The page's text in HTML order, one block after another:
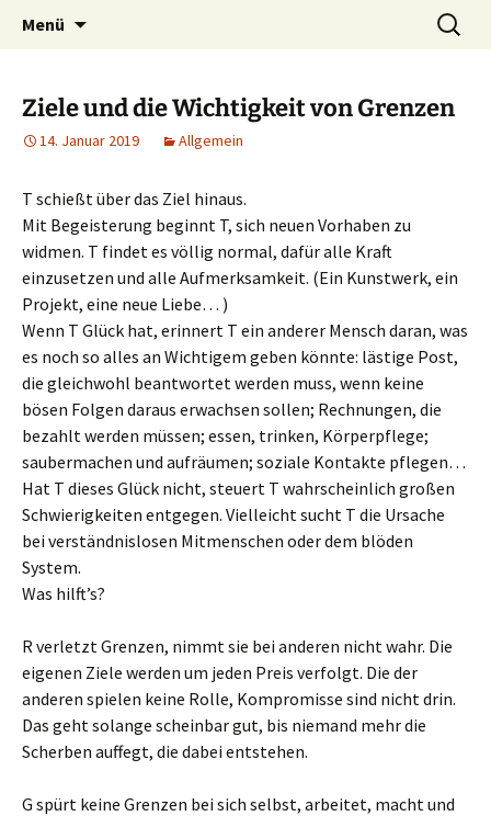
Ulrike Roderwald
Heilpraktische Psychotherapie
Menü
Suche
nach:
Ziele und die Wichtigkeit von Grenzen
14. Januar 2019 Allgemein
T schießt über das Ziel hinaus.
Mit Begeisterung beginnt T, sich neuen Vorhaben zu
widmen. T findet es völlig normal, dafür alle Kraft
einzusetzen und alle Aufmerksamkeit. (Ein Kunstwerk, ein
Projekt, eine neue Liebe… )
Wenn T Glück hat, erinnert T ein anderer Mensch daran, was
es noch so alles an Wichtigem geben könnte: lästige Post,
die gleichwohl beantwortet werden muss, wenn keine
bösen Folgen daraus erwachsen sollen; Rechnungen, die
bezahlt werden müssen; essen, trinken, Körperpflege;
saubermachen und aufräumen; soziale Kontakte pflegen…
Hat T dieses Glück nicht, steuert T wahrscheinlich großen
Schwierigkeiten entgegen. Vielleicht sucht T die Ursache
bei verständnislosen Mitmenschen oder dem blöden
System.
Was hilft’s?
R verletzt Grenzen, nimmt sie bei anderen nicht wahr. Die
eigenen Ziele werden um jeden Preis verfolgt. Die der
anderen spielen keine Rolle, Kompromisse sind nicht drin.
Das geht solange scheinbar gut, bis niemand mehr die
Scherben auffegt, die dabei entstehen.
G spürt keine Grenzen bei sich selbst, arbeitet, macht und